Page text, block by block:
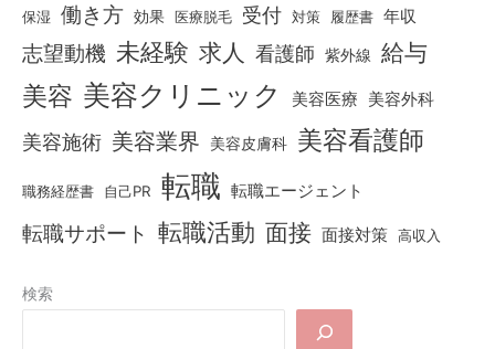
保湿 働き方 効果 医療脱毛 受付 対策 履歴書 年収
志望動機 未経験 求人 看護師 紫外線 給与
美容 美容クリニック 美容医療 美容外科
美容施術 美容業界 美容皮膚科 美容看護師
職務経歴書 自己PR 転職 転職エージェント
転職サポート 転職活動 面接 面接対策 高収入
検索